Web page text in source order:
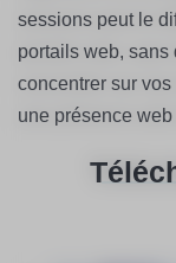
sessions peut le
portails web,
concentrer sur
une présence